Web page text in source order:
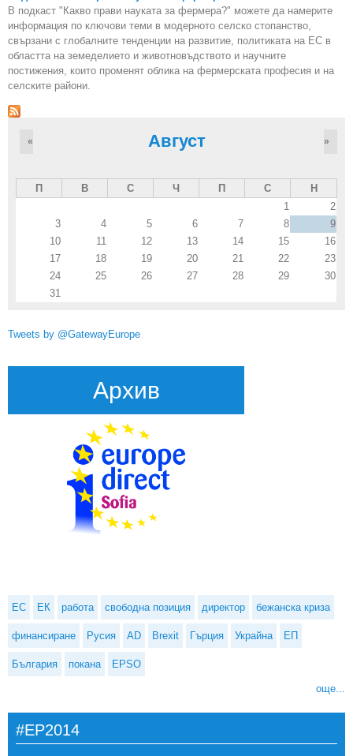
В подкаст "Какво прави науката за фермера?" можете да намерите
информация по ключови теми в модерното селско стопанство,
свързани с глобалните тенденции на развитие, политиката на ЕС в
областта на земеделието и животновъдството и научните
постижения, които променят облика на фермерската професия и на
селските райони.
Август
« »
П В С Ч П С
Н
1
2
3
4 5 6 7 8
9
10
11 12 13 14 15
16
17
18 19 20 21 22
23
24
25 26 27 28 29
30
31
Tweets by @GatewayEurope
Архив
ЕС ЕК работа свободна позиция директор бежанска криза
финансиране Русия AD Brexit Гърция Украйна ЕП
България покана EPSO
още...
#EP2014